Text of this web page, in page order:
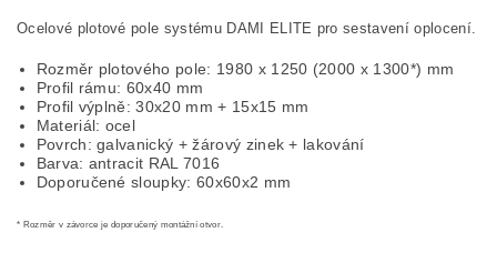
Ocelové plotové pole systému DAMI ELITE pro sestavení oplocení.
Rozměr plotového pole: 1980 x 1250 (2000 x 1300*) mm
Profil rámu: 60x40 mm
Profil výplně: 30x20 mm + 15x15 mm
Materiál: ocel
Povrch: galvanický + žárový zinek + lakování
Barva: antracit RAL 7016
Doporučené sloupky: 60x60x2 mm
* Rozměr v závorce je doporučený montážní otvor.